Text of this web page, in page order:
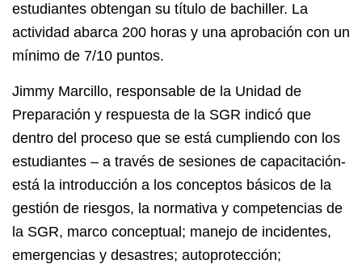
estudiantes obtengan su título de bachiller. La
actividad abarca 200 horas y una aprobación con un
mínimo de 7/10 puntos.
Jimmy Marcillo, responsable de la Unidad de
Preparación y respuesta de la SGR indicó que
dentro del proceso que se está cumpliendo con los
estudiantes – a través de sesiones de capacitación-
está la introducción a los conceptos básicos de la
gestión de riesgos, la normativa y competencias de
la SGR, marco conceptual; manejo de incidentes,
emergencias y desastres; autoprotección;